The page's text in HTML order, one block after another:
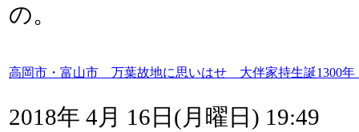
の。
高岡市・富山市 万葉故地に思いはせ 大伴家持生誕1300
2018年 4月 16日(月曜日) 19:49